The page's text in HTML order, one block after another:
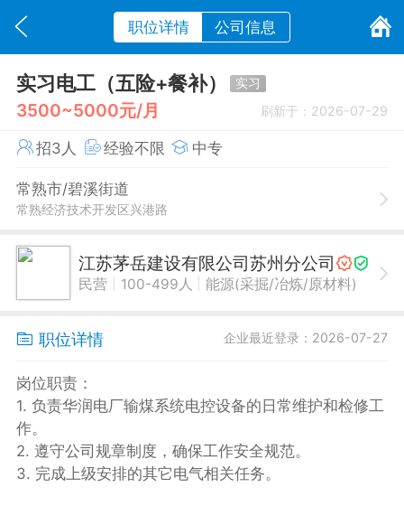
职位详情 公司信息
实习电工（五险+餐补） 实习
3500~5000元/月 刷新于：2026-07-29
招3人 经验不限 中专
常熟市/碧溪街道
常熟经济技术开发区兴港路
江苏茅岳建设有限公司苏州分公司
民营 100-499人 能源(采掘/冶炼/原材料)
职位详情 企业最近登录：2026-07-27
岗位职责：
1. 负责华润电厂输煤系统电控设备的日常维护和检修工
作。
2. 遵守公司规章制度，确保工作安全规范。
3. 完成上级安排的其它电气相关任务。